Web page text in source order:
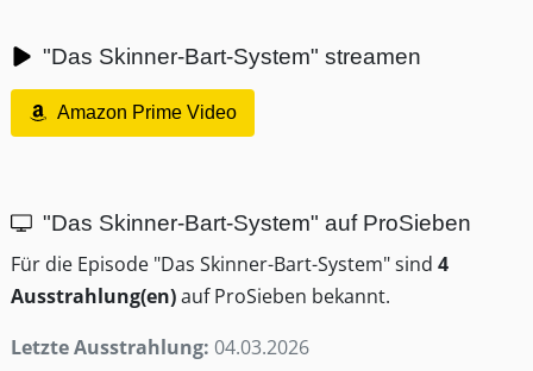
"Das Skinner-Bart-System" streamen
Amazon Prime Video
"Das Skinner-Bart-System" auf ProSieben
Für die Episode "Das Skinner-Bart-System" sind 4
Ausstrahlung(en)auf ProSieben bekannt.
Letzte Ausstrahlung: 04.03.2026